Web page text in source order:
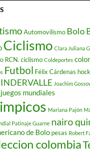
Automovilismo Bolo
Ciclismo Clara Juliana
RCN. ciclismo Coldeportes
Futbol Félix Cárdenas
INDERVALLE Joachim
juegos mundiales
Mariana Pajón
Patinaje Guarne nairo
de Bolo pesas Robert
colombia